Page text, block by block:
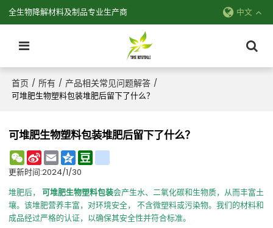
全生物降解材料及制品专业生产商 中文
首页 / 所有 / 产品相关常见问题解答 /
可堆肥生物塑料包装堆肥后留下了什么？
可堆肥生物塑料包装堆肥后留下了什么？
WeChat
Sina
Weibo
EmailQzone
更新时间:2024/1/30
堆肥后，可堆肥生物塑料包装会产生水、二氧化碳和生物质，从而丰富土
壤。该堆肥营养丰富，对环境安全，
不含微塑料或污染物。我们的材料和
成品经过严格的认证，以确保其安全性并符合标准。